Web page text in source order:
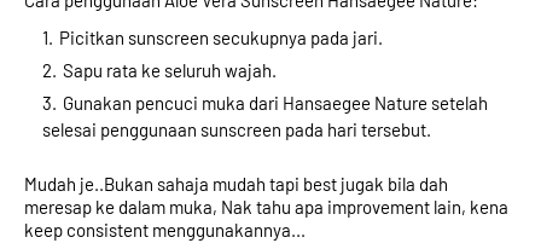
Picitkan sunscreen secukupnya pada jari.
Sapu rata ke seluruh wajah.
Gunakan pencuci muka dari Hansaegee Nature setelah
selesai penggunaan sunscreen pada hari tersebut.
Mudah je..Bukan sahaja mudah tapi best jugak bila dah
meresap ke dalam muka, Nak tahu apa improvement lain, kena
keep consistent menggunakannya...